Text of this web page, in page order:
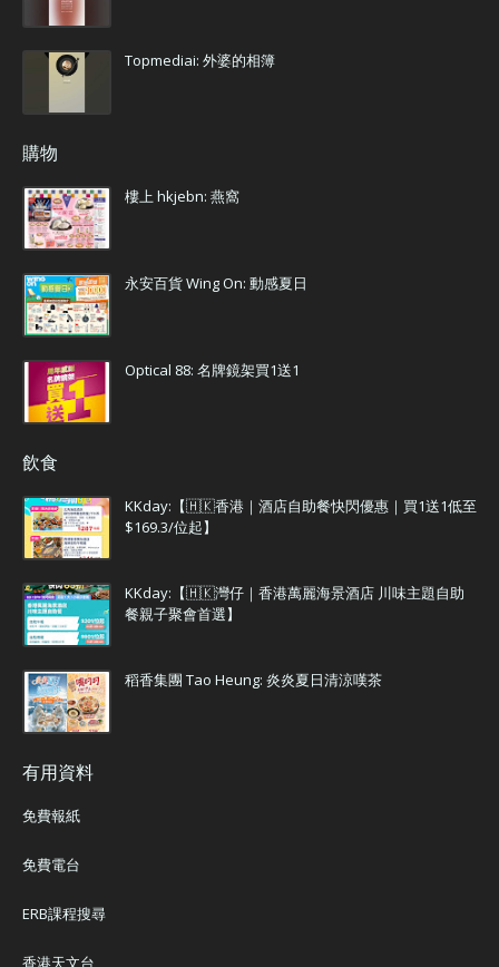
Topmediai: 外婆的相簿
購物
樓上 hkjebn: 燕窩
永安百貨 Wing On: 動感夏日
Optical 88: 名牌鏡架買1送1
飲食
KKday:【🇭🇰香港｜酒店自助餐快閃優惠｜買1送1低至
$169.3/位起】
KKday:【🇭🇰灣仔｜香港萬麗海景酒店 川味主題自助
餐親子聚會首選】
稻香集團 Tao Heung: 炎炎夏日清涼嘆茶
有用資料
免費報紙
免費電台
ERB課程搜尋
香港天文台